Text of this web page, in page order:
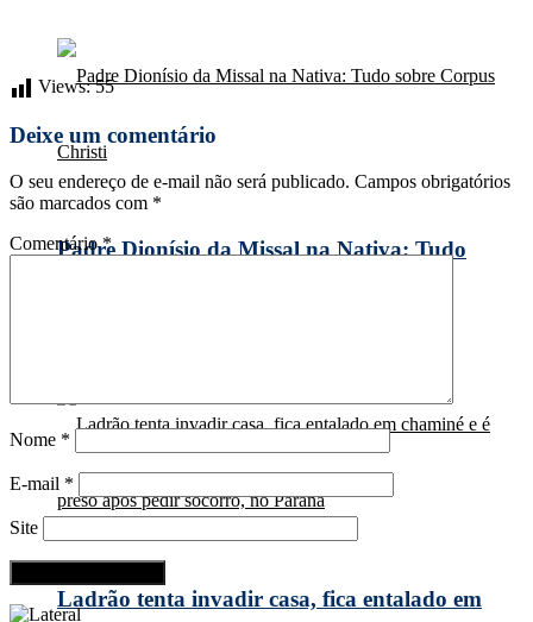
Padre Dionísio da Missal na Nativa: Tudo
Ladrão tenta invadir casa, fica entalado em
Views: 55
Deixe um comentário
O seu endereço de e-mail não será publicado. Campos obrigatórios
são marcados com *
Comentário*
Nome *
E-mail *
Site